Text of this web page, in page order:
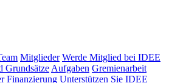
Mitglieder Werde Mitglied bei IDEE
Grundsätze Aufgaben Gremienarbeit
Finanzierung Unterstützen Sie IDEE